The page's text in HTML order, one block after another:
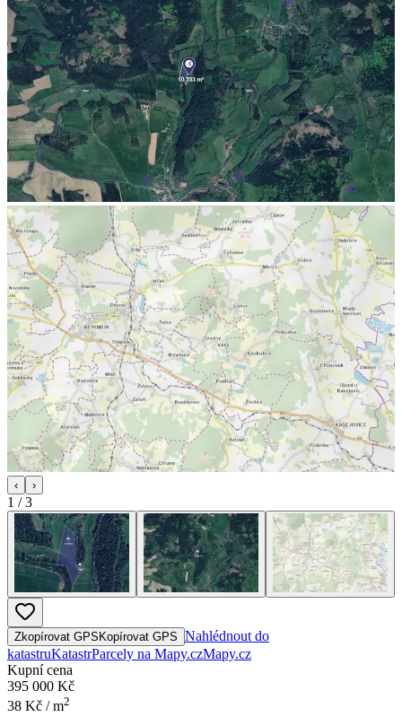
‹ ›
1 /3
Zkopírovat GPS Kopírovat GPS Nahlédnout do
katastruKatastrParcely na Mapy.czMapy.cz
Kupní cena
395 000 Kč
38 Kč / m2